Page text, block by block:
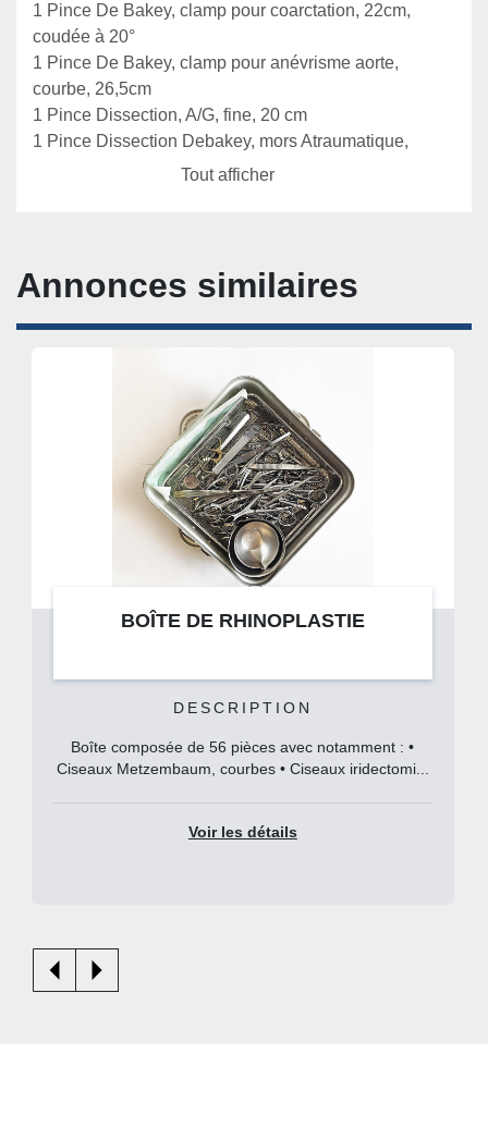
1 Pince De Bakey, clamp pour coarctation, 22cm,
coudée à 20°
1 Pince De Bakey, clamp pour anévrisme aorte,
courbe, 26,5cm
1 Pince Dissection, A/G, fine, 20 cm
1 Pince Dissection Debakey, mors Atraumatique,
1 Porte-aiguille, mors fins, tungstène, 23 cm
1 Pince clamp Bulldog, droite, 5 cm
1 Pince clamp Bulldog, courbe, 7 cm
Tout afficher
Annonces similaires
BOÎTE DE RHINOPLASTIE
DESCRIPTION
Boîte composée de 56 pièces avec notamment : •
Ciseaux Metzembaum, courbes • Ciseaux iridectomi...
Voir les détails